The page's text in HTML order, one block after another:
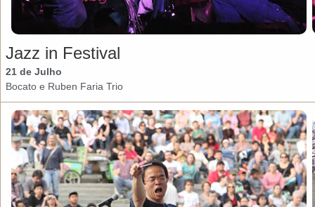
Jazz in Festival
21 de Julho
Bocato e Ruben Faria Trio